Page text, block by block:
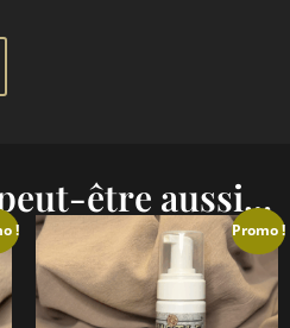
être aussi...
! Promo !